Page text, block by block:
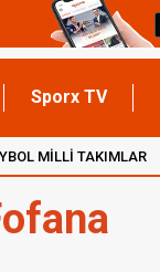
Sporx TV
MİLLİ TAKIMLAR